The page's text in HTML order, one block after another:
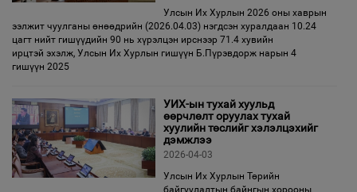
Улсын Их Хурлын 2026 оны хаврын
ээлжит чуулганы өнөөдрийн (2026.04.03) нэгдсэн хуралдаан 10.24
цагт нийт гишүүдийн 90 нь хүрэлцэн ирснээр 71.4 хувийн
ирцтэй эхэлж, Улсын Их Хурлын гишүүн Б.Пүрэвдорж нарын 4
гишүүн 2025
УИХ-ын тухай хуульд
өөрчлөлт оруулах тухай
хуулийн төслийг хэлэлцэхийг
дэмжлээ
2026-04-03
Улсын Их Хурлын Төрийн
байгуулалтын байнгын хорооны